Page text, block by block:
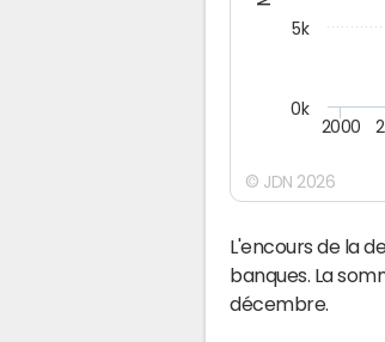
2000
0k
5k
© JDN 2026
L'encours de la
banques. La
décembre.